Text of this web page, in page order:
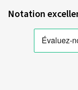
Notation